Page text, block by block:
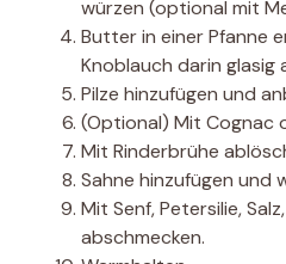
würzen (optional mit
Butter in einer Pfanne
Knoblauch darin glasig
Pilze hinzufügen und
(Optional) Mit Cognac
Mit Rinderbrühe
Sahne hinzufügen und
Mit Senf, Petersilie,
abschmecken.